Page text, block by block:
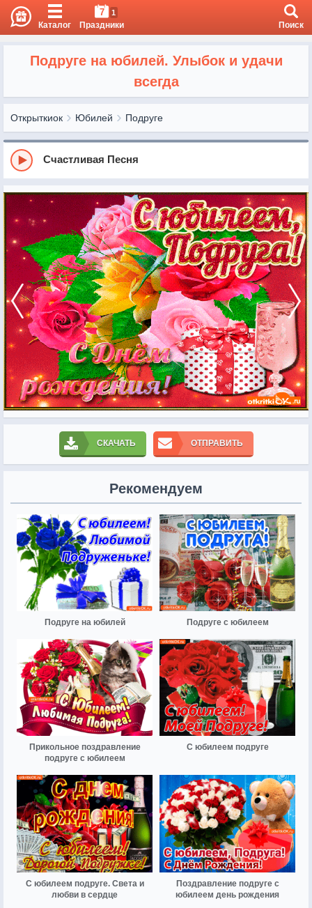
Каталог
7 1
Праздники Поиск
Подруге на юбилей. Улыбок и удачи
всегда
Открыткиок Юбилей Подруге
Счастливая Песня
СКАЧАТЬ ОТПРАВИТЬ
Рекомендуем
Подруге на юбилей Подруге с юбилеем
Прикольное поздравление
подруге с юбилеем
С юбилеем подруге
С юбилеем подруге. Света и
любви в сердце
Поздравление подруге с
юбилеем день рождения